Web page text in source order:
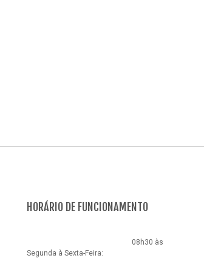
HORÁRIO DE FUNCIONAMENTO
Segunda à Sexta-Feira:
08h30 às